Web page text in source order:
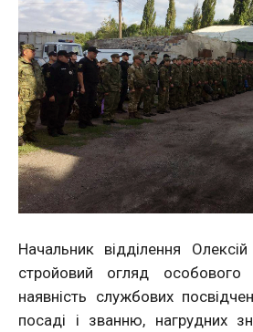
Начальник відділення
стройовий огляд особового
наявність службових
посаді і званню, нагрудних